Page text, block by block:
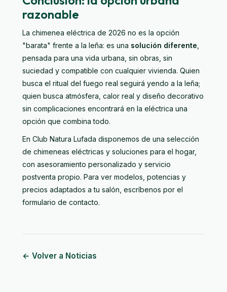
razonable
La chimenea eléctrica de 2026 no es la opción
"barata" frente a la leña: es una solución diferente
pensada para una vida urbana, sin obras, sin
suciedad y compatible con cualquier vivienda. Quien
busca el ritual del fuego real seguirá yendo a la leña;
quien busca atmósfera, calor real y diseño decorativo
sin complicaciones encontrará en la eléctrica una
opción que combina todo.
En Club Natura Lufada disponemos de una selección
de chimeneas eléctricas y soluciones para el hogar,
con asesoramiento personalizado y servicio
postventa propio. Para ver modelos, potencias y
precios adaptados a tu salón, escríbenos por el
formulario de contacto.
← Volver a Noticias